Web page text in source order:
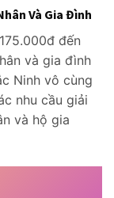
Và Gia Đình
đến
và gia đình
Ninh vô cùng
nhu cầu giải
và hộ gia